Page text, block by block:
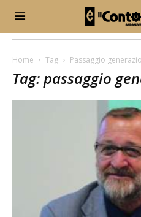
Home Tag Passaggio
Tag: passaggio